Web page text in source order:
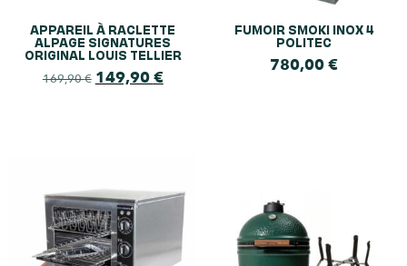
APPAREIL À RACLETTE
ALPAGE SIGNATURES
ORIGINAL LOUIS TELLIER
169,90€ 149,90€
FUMOIR SMOKI INOX 4
POLITEC
780,00€